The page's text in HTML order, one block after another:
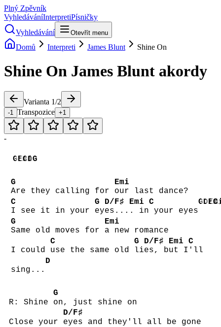
Plný Zpěvník
VyhledáváníInterpretiPísničky
Vyhledávání
Otevřít menu
Domů Interpreti James Blunt Shine On
Shine On James Blunt akordy
Varianta 1/2
-1 Transpozice +1
-
GEmi
CDG
G
Are they calling for
Emi
our last dance?
C
I see it in your
G
ey
D/F♯
es...
Emi
. in
C
your eyes
GD/C
G
Same old moves for
Emi
a new romance
I could
C
use the same old
G
li
D/F♯
es, b
Emi
ut I
C
'll
sing...
D
R: Shine
G
on, just shine on
Close your
D/F♯
eyes and they'll all be gone